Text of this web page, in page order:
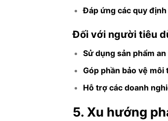
Đáp ứng các quy
Đối với người tiêu
Sử dụng sản phẩm
Góp phần bảo vệ
Hỗ trợ các doanh
5. Xu hướng